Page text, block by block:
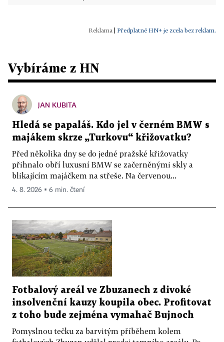
Předplatné HN+ je zcela bez reklam.
Vybíráme z HN
JAN KUBITA
Hledá se papaláš. Kdo jel v černém BMW s
majákem skrze „Turkovu“ křižovatku?
Před několika dny se do jedné pražské křižovatky
přihnalo obří luxusní BMW se začerněnými skly a
blikajícím majáčkem na střeše. Na červenou...
4. 8. 2026 ▪ 6 min. čtení
Fotbalový areál ve Zbuzanech z divoké
insolvenční kauzy koupila obec. Profitovat
z toho bude zejména vymahač Bujnoch
Pomyslnou tečku za barvitým příběhem kolem